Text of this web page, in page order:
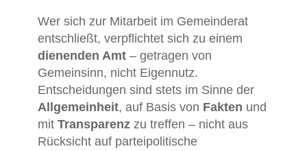
Wer sich zur Mitarbeit im Gemeinderat
entschließt, verpflichtet sich zu einem
dienenden Amt– getragen von
Gemeinsinn, nicht Eigennutz.
Entscheidungen sind stets im Sinne der
Allgemeinheit, auf Basis von Fakten und
mit Transparenz zu treffen – nicht aus
Rücksicht auf parteipolitische